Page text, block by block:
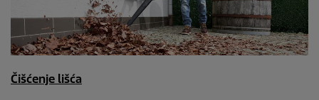
Čišćenje lišća